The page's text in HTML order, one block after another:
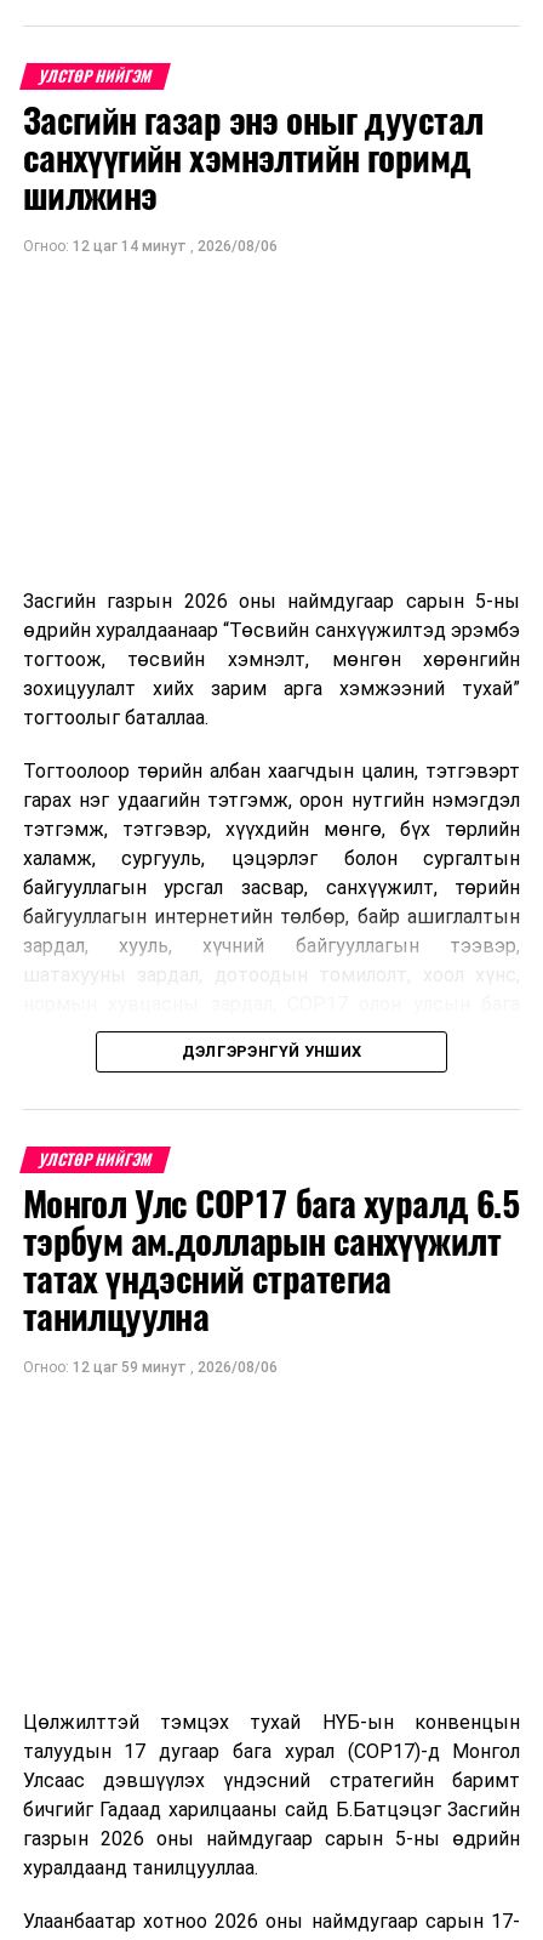
УЛСТӨР НИЙГЭМ
Засгийн газар энэ оныг дуустал
санхүүгийн хэмнэлтийн горимд
шилжинэ
Огноо: 12 цаг 14 минут , 2026/08/06
Засгийн газрын 2026 оны наймдугаар сарын 5-ны
өдрийн хуралдаанаар “Төсвийн санхүүжилтэд эрэмбэ
тогтоож, төсвийн хэмнэлт, мөнгөн хөрөнгийн
зохицуулалт хийх зарим арга хэмжээний тухай”
тогтоолыг баталлаа.
Тогтоолоор төрийн албан хаагчдын цалин, тэтгэвэрт
гарах нэг удаагийн тэтгэмж, орон нутгийн нэмэгдэл
тэтгэмж, тэтгэвэр, хүүхдийн мөнгө, бүх төрлийн
халамж, сургууль, цэцэрлэг болон сургалтын
байгууллагын урсгал засвар, санхүүжилт, төрийн
байгууллагын интернетийн төлбөр, байр ашиглалтын
зардал, хууль, хүчний байгууллагын тээвэр,
хурлын зардал, Засгийн газрын өр, орон нутгийн нөөц
хөрөнгийн санхүүжилтийг хэвийн үргэлжлүүлэхээр
Харин дараах зардлыг хязгаарлахаар болсон байна.
Үүнд:
Олон улсын болон Засгийн газрын
шийдвэртэйгээс бусад хурал, зөвлөгөөн, ой,
тэмдэглэлт өдөр, найр наадам, соёлын арга
хэмжээ;
Урьдчилан төлөвлөсөн төрийн өндөр албан
Санхүүгийн хэмнэлтийн горимыг 2026 оны
арванхоёрдугаар сарын 31 хүртэл мөрдөнө. Харин
эрүүл мэндийн салбар уг хэмнэлтийн горимд
хамрагдахгүй бөгөөд цэцэрлэг, сургуулийн хүүхдийн
эрт илрүүлэг, вакцинжуулалт, томуу, томуу төст
өвчний эсрэг арга хэмжээ зэрэг зайлшгүй
үргэлжилнэ гэж Ерөнхий сайд Н.Учрал онцоллоо.
ДЭЛГЭРЭНГҮЙ УНШИХ
УЛСТӨР НИЙГЭМ
Монгол Улс COP17 бага хуралд 6.5
тэрбум ам.долларын санхүүжилт
татах үндэсний стратегиа
танилцуулна
Огноо: 12 цаг 59 минут , 2026/08/06
Цөлжилттэй тэмцэх тухай НҮБ-ын конвенцын
талуудын 17 дугаар бага хурал (COP17)-д Монгол
Улсаас дэвшүүлэх үндэсний стратегийн баримт
бичгийг Гадаад харилцааны сайд Б.Батцэцэг Засгийн
газрын 2026 оны наймдугаар сарын 5-ны өдрийн
хуралдаанд танилцууллаа.
Улаанбаатар хотноо 2026 оны наймдугаар сарын 17-